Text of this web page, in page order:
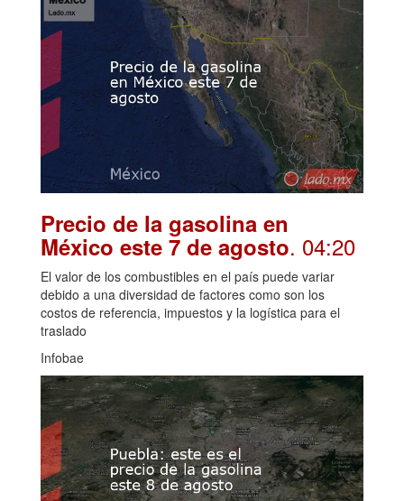
Precio de la gasolina en
México este 7 de agosto. 04:20
El valor de los combustibles en el país puede variar
debido a una diversidad de factores como son los
costos de referencia, impuestos y la logística para el
traslado
Infobae